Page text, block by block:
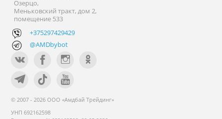
Озерцо,
Меньковский тракт, дом 2,
помещение 533
+375297429429
@AMDbybot
© 2007 - 2026 ООО «Амдбай Трейдинг»
УНП 692162598